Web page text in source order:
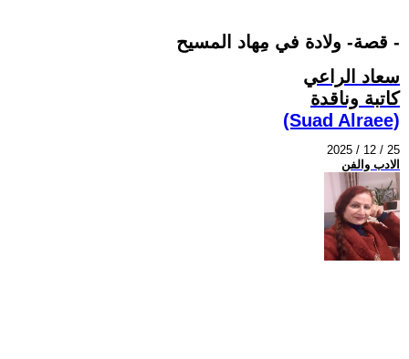
قصة- ولادة في مِهاد المسيح -
سعاد الراعي
كاتبة وناقدة
(Suad Alraee)
2025 / 12 / 25
الادب والفن